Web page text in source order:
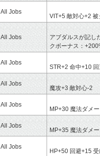
All Jobs
VIT+5 敵対心+2 被
All Jobs
アブダルスが記し
クボーナス：
All Jobs
STR+2 命中+10
All Jobs
魔攻+3 敵対心-2
All Jobs
MP+30 魔法ダメ
All Jobs
MP+35 魔法ダメ
All Jobs
HP+50 回避+15